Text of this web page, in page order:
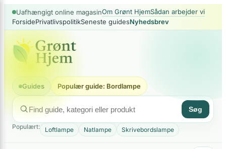
Spring
indhold
Uafhængigt online magasinOm Grønt HjemSådan arbejder vi
ForsidePrivatlivspolitikSeneste guidesNyhedsbrev
Guides Populær guide: Bordlampe
Søg
Populært: Loftlampe Natlampe Skrivebordslampe